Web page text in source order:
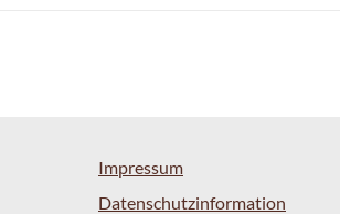
Impressum
Datenschutzinformation